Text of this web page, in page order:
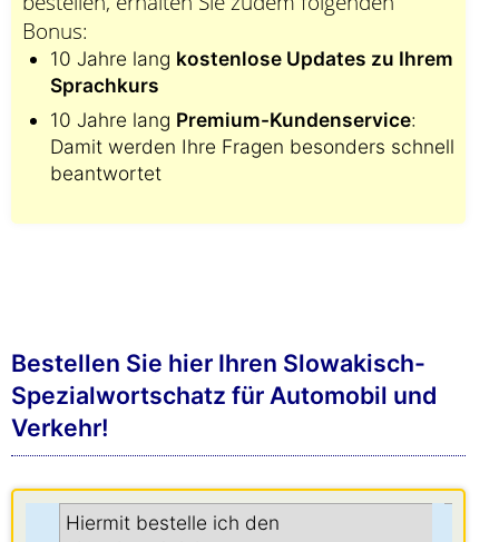
Bonus:
10 Jahre lang kostenlose Updates zu Ihrem
Sprachkurs
10 Jahre lang Premium-Kundenservice:
Damit werden Ihre Fragen besonders schnell
beantwortet
Bestellen Sie hier Ihren Slowakisch-
Spezialwortschatz für Automobil und
Verkehr!
Hiermit bestelle ich den